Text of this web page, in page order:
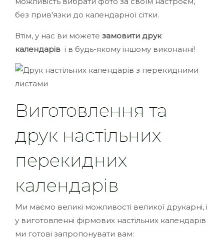
без прив'язки до календарної сітки.
Втім, у нас ви можете замовити друк
календарів і в будь-якому іншому виконанні!
Виготовлення та
друк настільних
перекидних
календарів
Ми маємо великі можливості великої друкарні, і
у виготовленні фірмових настільних календарів
ми готові запропонувати вам: